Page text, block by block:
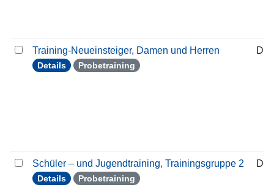
Training-Neueinsteiger, Damen und Herren
Details Probetraining
Schüler – und Jugendtraining, Trainingsgruppe 2
Details Probetraining